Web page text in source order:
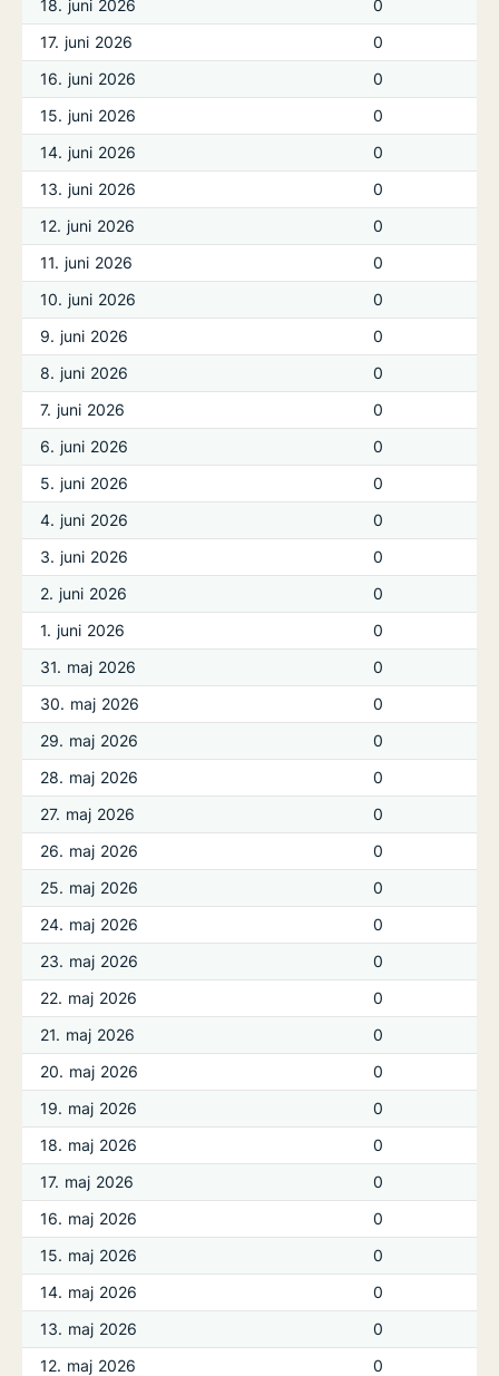
18. juni 2026
0
17. juni 2026
0
16. juni 2026
0
15. juni 2026
0
14. juni 2026
0
13. juni 2026
0
12. juni 2026
0
11. juni 2026
0
10. juni 2026
0
9. juni 2026
0
8. juni 2026
0
7. juni 2026
0
6. juni 2026
0
5. juni 2026
0
4. juni 2026
0
3. juni 2026
0
2. juni 2026
0
1. juni 2026
0
31. maj 2026
0
30. maj 2026
0
29. maj 2026
0
28. maj 2026
0
27. maj 2026
0
26. maj 2026
0
25. maj 2026
0
24. maj 2026
0
23. maj 2026
0
22. maj 2026
0
21. maj 2026
0
20. maj 2026
0
19. maj 2026
0
18. maj 2026
0
17. maj 2026
0
16. maj 2026
0
15. maj 2026
0
14. maj 2026
0
13. maj 2026
0
12. maj 2026
0